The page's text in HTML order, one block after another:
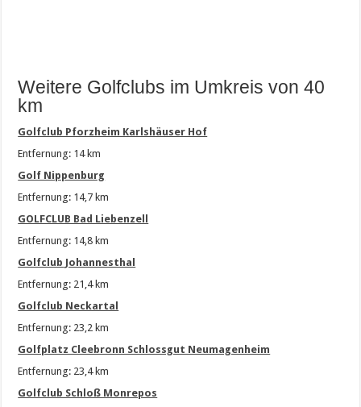
Weitere Golfclubs im Umkreis von 40
km
Golfclub Pforzheim Karlshäuser Hof
Entfernung: 14 km
Golf Nippenburg
Entfernung: 14,7 km
GOLFCLUB Bad Liebenzell
Entfernung: 14,8 km
Golfclub Johannesthal
Entfernung: 21,4 km
Golfclub Neckartal
Entfernung: 23,2 km
Golfplatz Cleebronn Schlossgut Neumagenheim
Entfernung: 23,4 km
Golfclub Schloß Monrepos